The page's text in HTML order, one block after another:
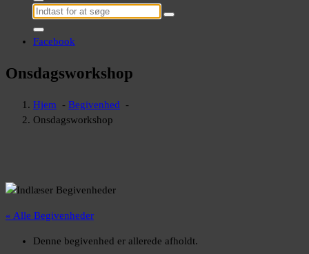
Søg
efter:
Facebook
Onsdagsworkshop
Hjem - Begivenhed -
Onsdagsworkshop
« Alle Begivenheder
Denne begivenhed er allerede afholdt.